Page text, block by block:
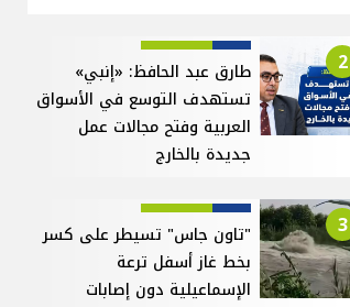
2
طارق عبد الحافظ: «إنبي»
تستهدف التوسع في الأسواق
العربية وفتح مجالات عمل
جديدة بالخارج
3
"تاون جاس" تسيطر على كسر
بخط غاز أسفل ترعة
الإسماعيلية دون إصابات